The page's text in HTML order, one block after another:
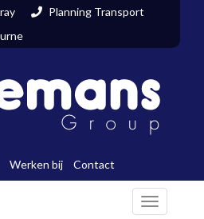
Planning Transport
Werken bij Contact
Toggle